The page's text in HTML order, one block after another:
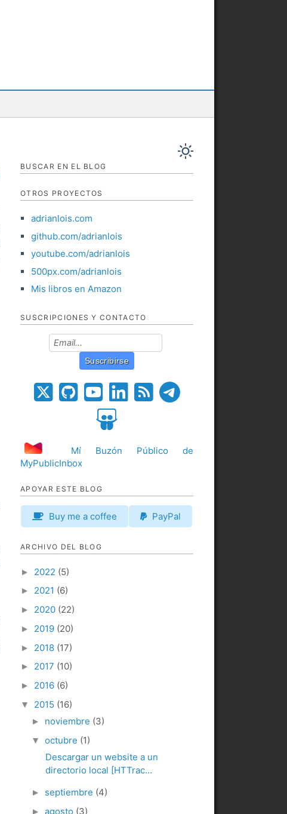
BUSCAR EN EL BLOG
OTROS PROYECTOS
adrianlois.com
github.com/adrianlois
youtube.com/adrianlois
500px.com/adrianlois
Mis libros en Amazon
SUSCRIPCIONES Y CONTACTO
Mí Buzón Público de
MyPublicInbox
APOYAR ESTE BLOG
Buy me a coffee PayPal
ARCHIVO DEL BLOG
► 2022 (5)
► 2021 (6)
► 2020 (22)
► 2019 (20)
► 2018 (17)
► 2017 (10)
► 2016 (6)
▼ 2015 (16)
► noviembre (3)
▼ octubre (1)
Descargar un website a un
directorio local [HTTrac...
► septiembre (4)
► agosto (3)